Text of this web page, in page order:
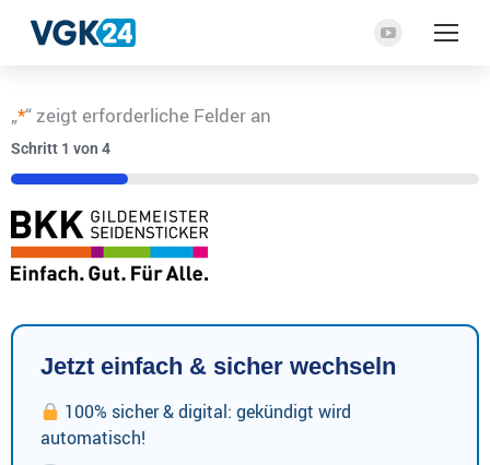
YouTube
neuen
„*“ zeigt erforderliche Felder an
Schritt 1 von 4
25%
Jetzt einfach & sicher wechseln
100% sicher & digital: gekündigt wird
automatisch!